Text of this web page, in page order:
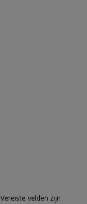
Vereiste velden zijn